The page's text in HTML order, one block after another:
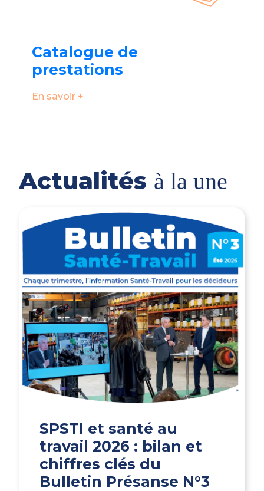
Catalogue de
prestations
En savoir +
Actualités à la une
SPSTI et santé au
travail 2026 : bilan et
chiffres clés du
Bulletin Présanse N°3